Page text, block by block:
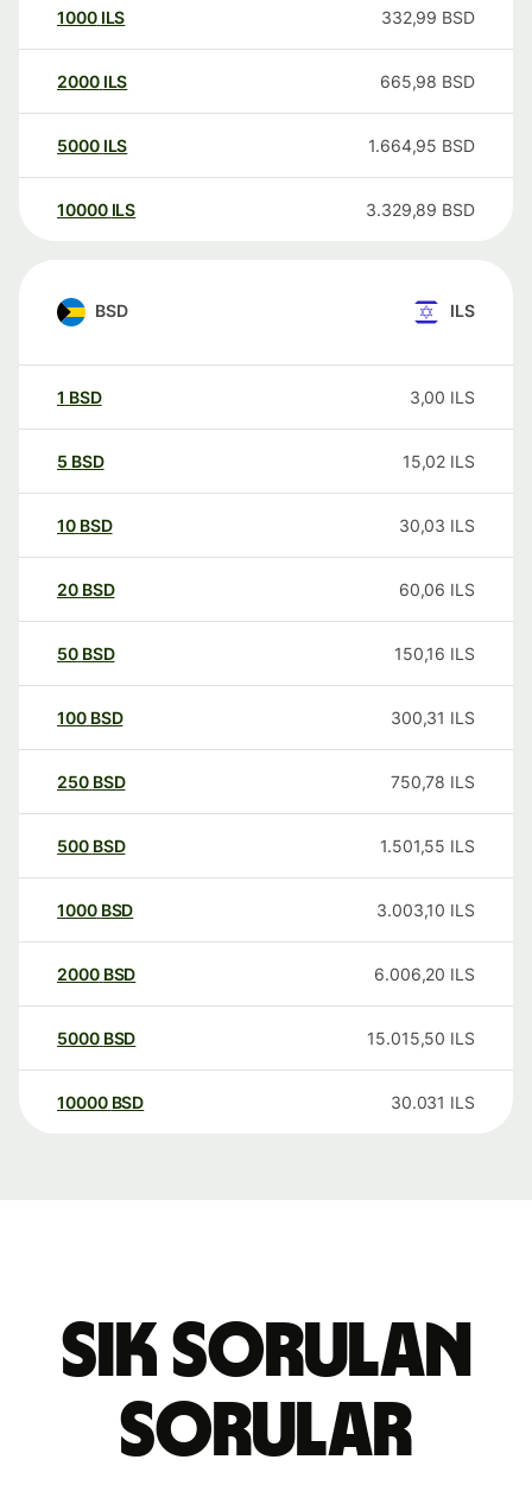
1000 ILS 332,99 BSD
2000 ILS 665,98 BSD
5000 ILS 1.664,95 BSD
10000 ILS 3.329,89 BSD
BSD ILS
1 BSD 3,00 ILS
5 BSD 15,02 ILS
10 BSD 30,03 ILS
20 BSD 60,06 ILS
50 BSD 150,16 ILS
100 BSD 300,31 ILS
250 BSD 750,78 ILS
500 BSD 1.501,55 ILS
1000 BSD 3.003,10 ILS
2000 BSD 6.006,20 ILS
5000 BSD 15.015,50 ILS
10000 BSD 30.031 ILS
Sık sorulan
sorular